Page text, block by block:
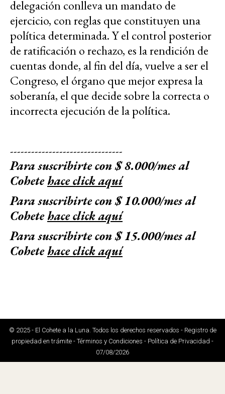
delegación conlleva un mandato de
ejercicio, con reglas que constituyen una
política determinada. Y el control posterior
de ratificación o rechazo, es la rendición de
cuentas donde, al fin del día, vuelve a ser el
Congreso, el órgano que mejor expresa la
soberanía, el que decide sobre la correcta o
incorrecta ejecución de la política.
--------------------------------
Para suscribirte con $ 8.000/mes al
Cohetehace click aquí
Para suscribirte con $ 10.000/mes al
Cohetehace click aquí
Para suscribirte con $ 15.000/mes al
Cohetehace click aquí
© 2025 - El Cohete a la Luna. Todos los derechos reservados - Registro de
propiedad en trámite - Términos y Condiciones - Política de Privacidad -
07/08/2026